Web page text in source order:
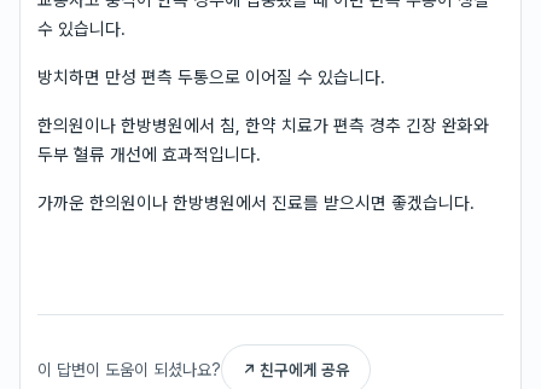
수 있습니다.
방치하면 만성 편측 두통으로 이어질 수 있습니다.
한의원이나 한방병원에서 침, 한약 치료가 편측 경추 긴장 완화와
두부 혈류 개선에 효과적입니다.
가까운 한의원이나 한방병원에서 진료를 받으시면 좋겠습니다.
이 답변이 도움이 되셨나요? ↗ 친구에게 공유